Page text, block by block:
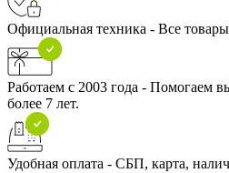
Официальная техника - Все
Работаем с 2003 года - Помогаем
более 7 лет.
Удобная оплата - СБП, карта,